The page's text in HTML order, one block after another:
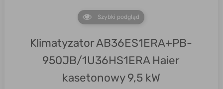
Szybki podgląd
Klimatyzator AB36ES1ERA+PB-
950JB/1U36HS1ERA Haier
kasetonowy 9,5 kW